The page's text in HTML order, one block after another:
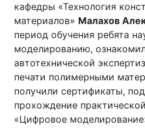
кафедры «Технология
материалов» Малахов
период обучения ребята
моделированию,
автотехнической
печати полимерными
получили сертификаты,
прохождение
«Цифровое